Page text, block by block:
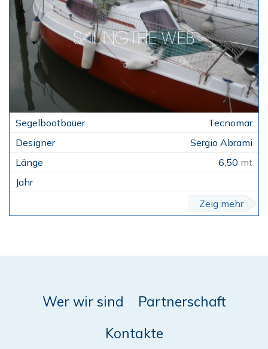
Tecnomar
Sergio Abrami
6,50 mt
Zeig mehr
Wer wir sind
Partnerschaft
Kontakte